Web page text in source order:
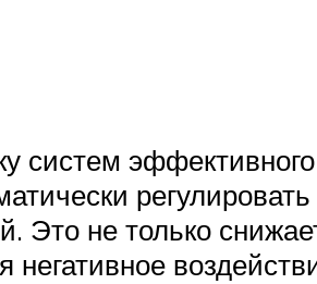
систем
Это не только